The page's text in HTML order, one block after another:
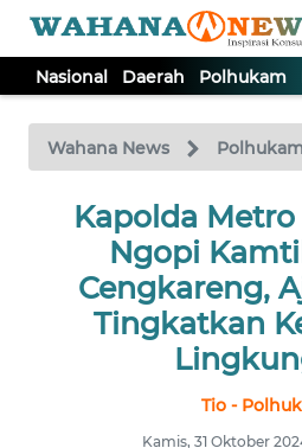
Nasional Daerah Polhukam
Wahana News Polhukam
Kapolda Metro
Ngopi
Cengkareng,
Tingkatkan
Tio -
Kamis, 31 Oktober
TV
Tutup
NASIONAL
DAERAH